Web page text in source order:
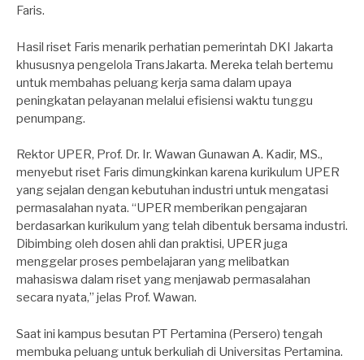
Faris.
Hasil riset Faris menarik perhatian pemerintah DKI Jakarta
khususnya pengelola TransJakarta. Mereka telah bertemu
untuk membahas peluang kerja sama dalam upaya
peningkatan pelayanan melalui efisiensi waktu tunggu
penumpang.
Rektor UPER, Prof. Dr. Ir. Wawan Gunawan A. Kadir, MS.,
menyebut riset Faris dimungkinkan karena kurikulum UPER
yang sejalan dengan kebutuhan industri untuk mengatasi
permasalahan nyata. “UPER memberikan pengajaran
berdasarkan kurikulum yang telah dibentuk bersama industri.
Dibimbing oleh dosen ahli dan praktisi, UPER juga
menggelar proses pembelajaran yang melibatkan
mahasiswa dalam riset yang menjawab permasalahan
secara nyata,” jelas Prof. Wawan.
Saat ini kampus besutan PT Pertamina (Persero) tengah
membuka peluang untuk berkuliah di Universitas Pertamina.